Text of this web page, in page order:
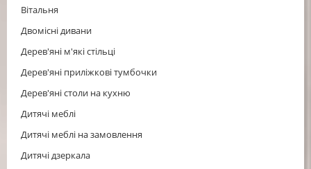
Вітальня
Двомісні дивани
Дерев'яні м'які стільці
Дерев'яні приліжкові тумбочки
Дерев'яні столи на кухню
Дитячі меблі
Дитячі меблі на замовлення
Дитячі дзеркала